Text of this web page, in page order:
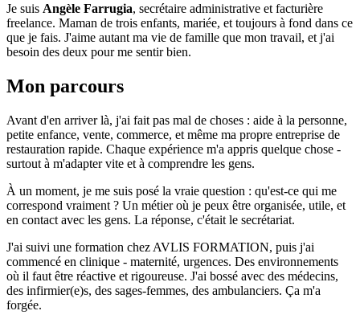
Je suis Angèle Farrugia, secrétaire administrative et facturière
freelance. Maman de trois enfants, mariée, et toujours à fond dans ce
que je fais. J'aime autant ma vie de famille que mon travail, et j'ai
besoin des deux pour me sentir bien.
Mon parcours
Avant d'en arriver là, j'ai fait pas mal de choses : aide à la personne,
petite enfance, vente, commerce, et même ma propre entreprise de
restauration rapide. Chaque expérience m'a appris quelque chose -
surtout à m'adapter vite et à comprendre les gens.
À un moment, je me suis posé la vraie question : qu'est-ce qui me
correspond vraiment ? Un métier où je peux être organisée, utile, et
en contact avec les gens. La réponse, c'était le secrétariat.
J'ai suivi une formation chez AVLIS FORMATION, puis j'ai
commencé en clinique - maternité, urgences. Des environnements
où il faut être réactive et rigoureuse. J'ai bossé avec des médecins,
des infirmier(e)s, des sages-femmes, des ambulanciers. Ça m'a
forgée.